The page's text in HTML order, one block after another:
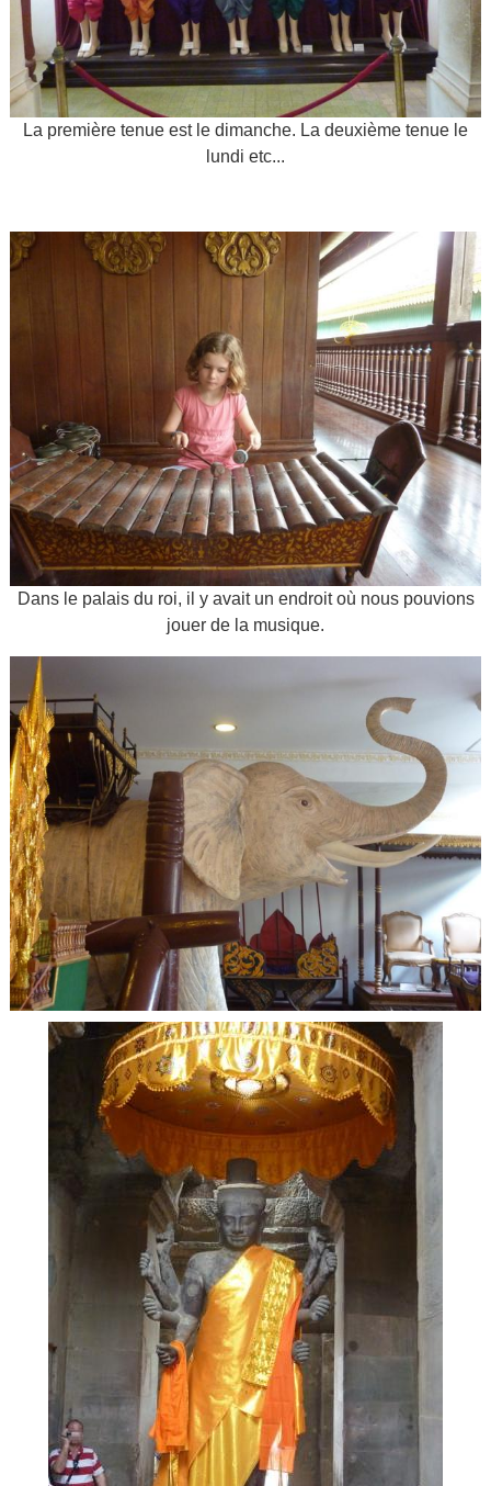
La première tenue est le dimanche. La deuxième tenue le
lundi etc...
Dans le palais du roi, il y avait un endroit où nous pouvions
jouer de la musique.